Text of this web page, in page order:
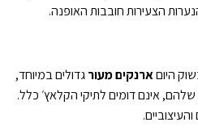
הצעירות חובבות האופנה.
היוםארנקים מעורגדולים במיוחד,
אינם דומים לתיקי הקלאץ׳ כלל.
והעיצוביים.